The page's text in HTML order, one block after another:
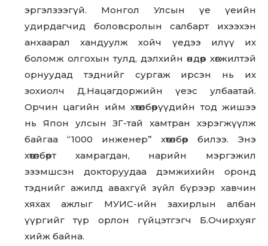
Don't miss
out!
эргэлзээгүй. Монгол Улсын үе үеийн
удирдагчид боловсролын салбарт ихээхэн
анхаарал хандуулж хойч үедээ илүү их
боломж олгохын тулд, дэлхийн өндөр хөгжилтэй
орнуудад тэднийг сургаж ирсэн нь их
зохиолч Д.Нацагдоржийн үеэс улбаатай.
Орчин цагийн ийм хөтөлбөрүүдийн тод жишээ
нь Япон улсын ЗГ-тай хамтран хэрэгжүүлж
байгаа “1000 инженер” хөтөлбөр билээ. Энэ
хөтөлбөрт хамрагдан, нарийн мэргэжил
эзэмшсэн докторуудаа дэмжихийн оронд
тэднийг ажилд авахгүй зүйл бүрээр хавчин
хяхах ажлыг МУИС-ийн захирлын албан
үүргийг түр орлон гүйцэтгэгч Б.Очирхуяг
хийж байна.